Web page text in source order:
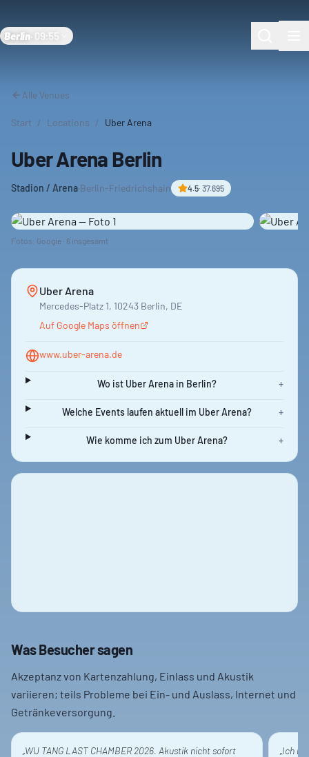
Berlin 09:55
Alle Venues
Start / Locations / Uber Arena
Uber Arena Berlin
Stadion / Arena·Berlin-Friedrichshain 4.5· 37.695
Fotos: Google · 6 insgesamt
Uber Arena
Mercedes-Platz 1, 10243 Berlin, DE
Auf Google Maps öffnen
www.uber-arena.de
Wo ist Uber Arena in Berlin? +
Welche Events laufen aktuell im Uber Arena? +
Wie komme ich zum Uber Arena? +
Was Besucher sagen
Akzeptanz von Kartenzahlung, Einlass und Akustik
variieren; teils Probleme bei Ein- und Auslass, Internet und
Getränkeversorgung.
„WU TANG LAST CHAMBER 2026. Akustik nicht sofort
„Ich